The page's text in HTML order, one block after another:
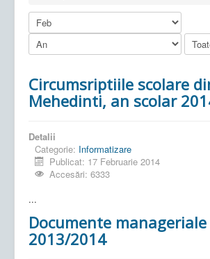
Circumsriptiile scolare
Mehedinti, an scolar
Detalii
Categorie: Informatizare
Publicat: 17 Februarie 2014
Accesări: 6333
...
Documente manageriale
2013/2014